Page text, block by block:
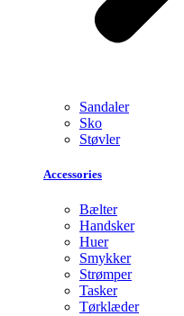
Sandaler
Sko
Støvler
Accessories
Bælter
Handsker
Huer
Smykker
Strømper
Tasker
Tørklæder